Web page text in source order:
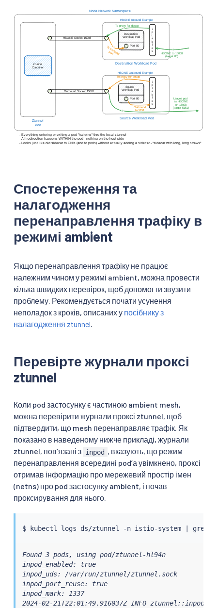
Спостереження та
налагодження
перенаправлення трафіку в
режимі ambient
Якщо перенаправлення трафіку не працює
належним чином у режимі ambient, можна провести
кілька швидких перевірок, щоб допомогти звузити
проблему. Рекомендується почати усунення
неполадок з кроків, описаних у посібнику з
налагодження ztunnel.
Перевірте журнали проксі
ztunnel
Коли pod застосунку є частиною ambient mesh,
можна перевірити журнали проксі ztunnel, щоб
підтвердити, що mesh перенаправляє трафік. Як
показано в наведеному нижче прикладі, журнали
ztunnel, повʼязані з inpod , вказують, що режим
перенаправлення всередині podʼа увімкнено, проксі
отримав інформацію про мережевий простір імен
(netns) про pod застосунку ambient, і почав
проксирування для нього.
$ kubectl logs ds/ztunnel -n istio-system grep
Found 3 pods, using pod/ztunnel-hl94n
inpod_enabled: true
inpod_uds: /var/run/ztunnel/ztunnel.sock
inpod_port_reuse: true
inpod_mark: 1337
2024-02-21T22:01:49.916037Z INFO